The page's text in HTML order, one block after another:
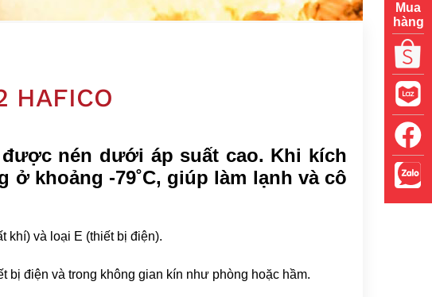
HAFICO
nén dưới áp suất cao. Khi kích
khoảng -79˚C, giúp làm lạnh và cô
khí) và loại E (thiết bị điện).
bị điện và trong không gian kín như phòng hoặc hầm.
Mua
hàng